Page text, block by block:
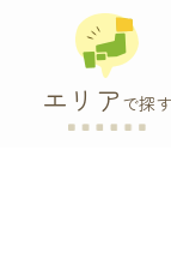
エリア で探す